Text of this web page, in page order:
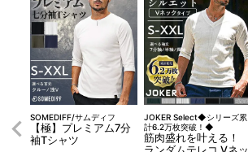
SOMEDIFF/サムディフ
【極】プレミアム7分
袖Tシャツ
JOKER Select◆シリーズ累
計6.2万枚突破！◆
筋肉盛れを叶える！